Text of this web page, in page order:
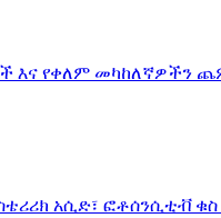
እና የቀለም መካከለኛዎችን
አሲድ፣ ፎቶሰንሲቲቭ